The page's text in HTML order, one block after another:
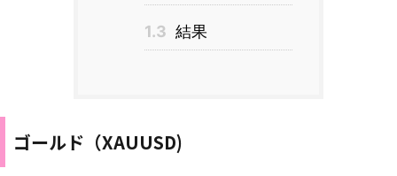
1.3 結果
ゴールド（XAUUSD)